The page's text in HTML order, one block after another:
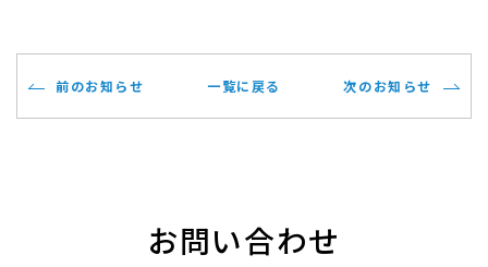
前のお知らせ 一覧に戻る 次のお知らせ
お問い合わせ